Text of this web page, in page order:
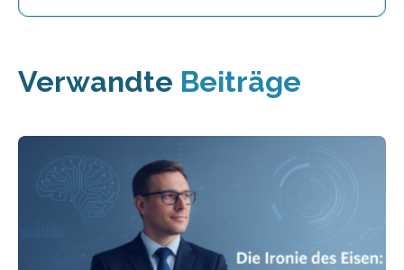
Verwandte Beiträge